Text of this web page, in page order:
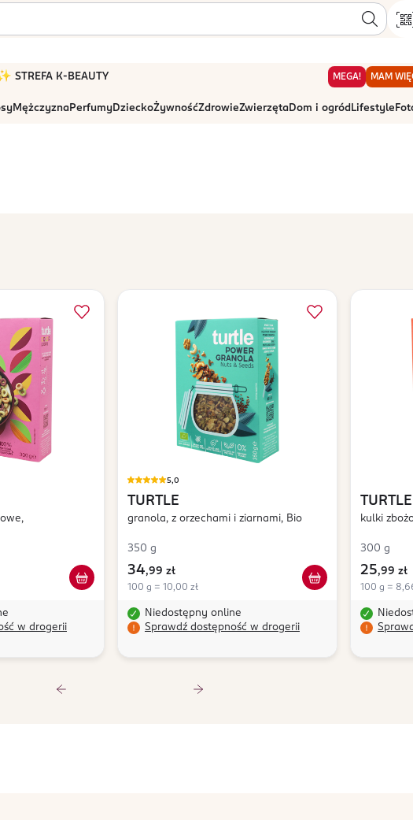
STREFA K-BEAUTY MEGA! MAM
MężczyznaPerfumyDzieckoŻywnośćZdrowieZwierzętaDom i ogród Lifestyle
w drogerii
5,0
TURTLE
granola, z orzechami i ziarnami, Bio
350 g
34,99 zł
100 g = 10,00 zł
Niedostępny online
Sprawdź dostępność w drogerii
TURTLE
kulki
300 g
25,99 zł
100 g =